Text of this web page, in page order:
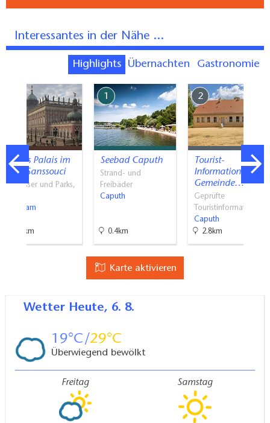
Interessantes in der Nähe ...
Highlights Übernachten Gastronomie
Neues Palais im
Park Sanssouci
Schlösser und Parks,
Potsdam
7.8km
1
Seebad Caputh
Strand- und
Freibäder
Caputh
0.4km
2
Tourist-
Information der
Gemeinde…
Geprüfte
Touristinformati…
Caputh
2.8km
Karte aktivieren
Wetter Heute, 6. 8.
19 29
Überwiegend bewölkt
Freitag Samstag